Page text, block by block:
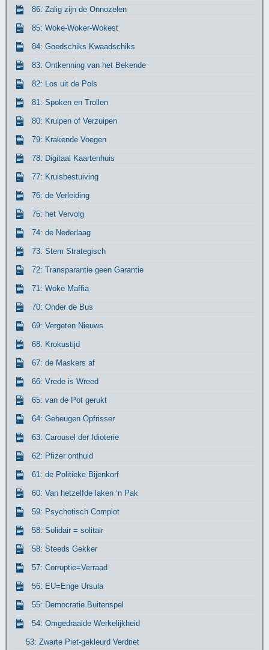
86: Zalig zijn de Onnozelen
85: Woke-Woker-Wokest
84: Goedschiks Kwaadschiks
83: Ontkenning van het Bekende
82: Los uit de Pols
81: Spoken en Trollen
80: Kruipen of Verzuipen
79: Krakende Voegen
78: Digitaal Kaartenhuis
77: Kruisbestuiving
76: de Verleiding
75: het Vervolg
74: de Nederlaag
73: Stem Strategisch
72: Transparantie geen Garantie
71: Woke Maffia
70: Onder de Bus
69: Vergeten Nieuws
68: Krokustijd
67: de Maskers af
66: Vrede is Wreed
65: van de Pot gerukt
64: Geheugen Opfrisser
63: Carousel der Idioterie
62: Pfizer onthuld
61: de Politieke Bijenkorf
60: Van hetzelfde laken ‘n Pak
59: Psychotisch Complot
58: Solidair = solitair
58: Steeds Gekker
57: Corruptie=Verraad
56: EU=Enge Ursula
55: Democratie Buitenspel
54: Omgedraaide Werkelijkheid
53: Zwarte Piet-gekleurd Verdriet